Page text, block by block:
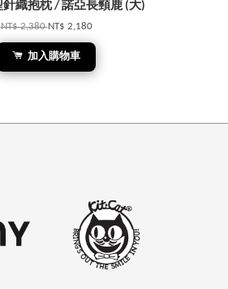
針織抱枕 / 諾亞長頸鹿 (大)
NT$ 2,380NT$ 2,180
加入購物車